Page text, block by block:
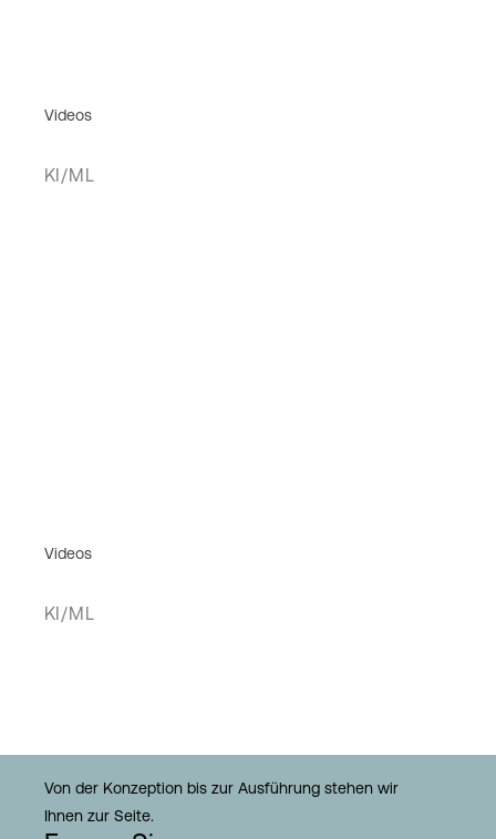
Videos
KI/ML
Videos
KI/ML
Von der Konzeption bis zur Ausführung stehen wir
Ihnen zur Seite.